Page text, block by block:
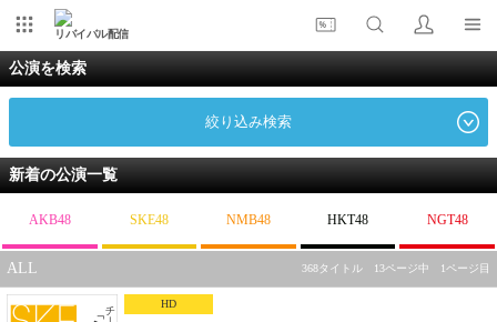
リバイバル配信
公演を検索
絞り込み検索
新着の公演一覧
AKB48 SKE48 NMB48 HKT48 NGT48
ALL 368タイトル 13ページ中 1ページ目
HD